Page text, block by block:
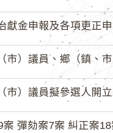
獻金申報及各項更正
）議員、鄉（鎮、市
）議員擬參選人開立
彈劾案7案 糾正案